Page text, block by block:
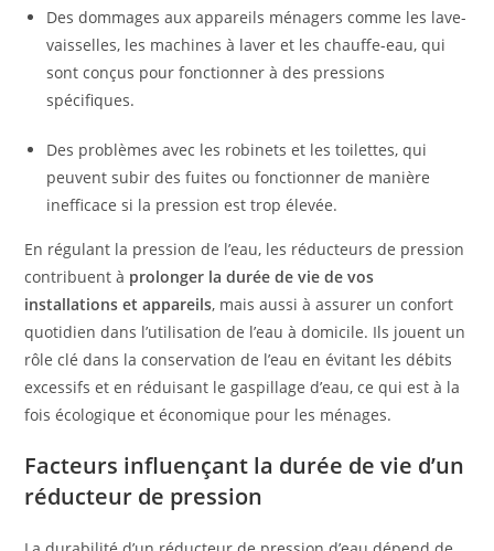
Des dommages aux appareils ménagers comme les lave-
vaisselles, les machines à laver et les chauffe-eau, qui
sont conçus pour fonctionner à des pressions
spécifiques.
Des problèmes avec les robinets et les toilettes, qui
peuvent subir des fuites ou fonctionner de manière
inefficace si la pression est trop élevée.
En régulant la pression de l’eau, les réducteurs de pression
contribuent à prolonger la durée de vie de vos
installations et appareils, mais aussi à assurer un confort
quotidien dans l’utilisation de l’eau à domicile. Ils jouent un
rôle clé dans la conservation de l’eau en évitant les débits
excessifs et en réduisant le gaspillage d’eau, ce qui est à la
fois écologique et économique pour les ménages.
Facteurs influençant la durée de vie d’un
réducteur de pression